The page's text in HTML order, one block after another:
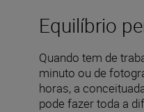
Equilíbrio
Quando tem de
minuto ou de
horas, a
pode fazer toda a